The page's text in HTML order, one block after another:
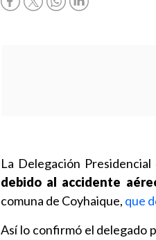
La Delegación Presidencial
debido al accidente
comuna de Coyhaique, que
Así lo confirmó el delegado